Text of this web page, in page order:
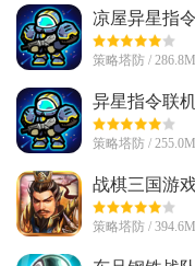
凉屋异星指
文最新版
策略塔防 /
异星指令联
新版
策略塔防 /
战棋三国游
策略塔防 /